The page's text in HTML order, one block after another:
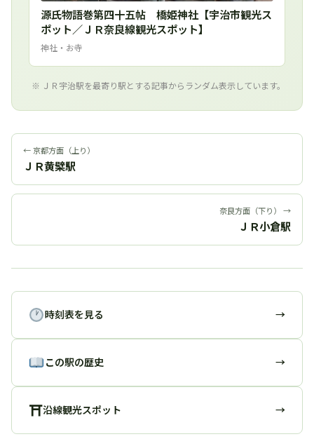
源氏物語巻第四十五帖 橋姫神社【宇治市観光ス
ポット／ＪＲ奈良線観光スポット】
神社・お寺
※ ＪＲ宇治駅を最寄り駅とする記事からランダム表示しています。
← 京都方面（上り）
ＪＲ黄檗駅
奈良方面（下り） →
ＪＲ小倉駅
時刻表を見る →
この駅の歴史 →
⛩沿線観光スポット →